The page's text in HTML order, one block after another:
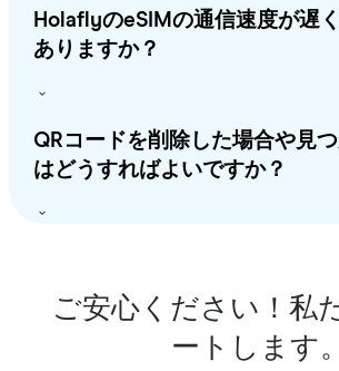
HolaflyのeSIMの通信速度が遅
ありますか？
QRコードを削除した場合や見
はどうすればよいですか？
ご安心ください！私
ートします。